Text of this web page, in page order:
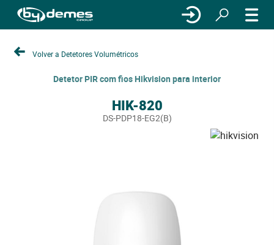
Volver a Detetores Volumétricos
Detetor PIR com fios Hikvision para interior
HIK-820
DS-PDP18-EG2(B)